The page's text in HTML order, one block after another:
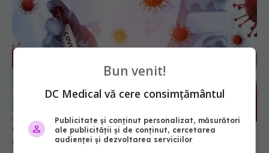
COVID încă există! Care sunt simptomele în 2025
și cât timp durează. De ce ar fi bine să te testezi?
07 mai 2025, 11:08
Bun venit!
DC Medical vă cere consimțământul
Publicitate și conținut personalizat, măsurători
ale publicității și de conținut, cercetarea
audienței și dezvoltarea serviciilor